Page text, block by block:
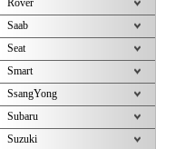
Rover
Saab
Seat
Smart
SsangYong
Subaru
Suzuki